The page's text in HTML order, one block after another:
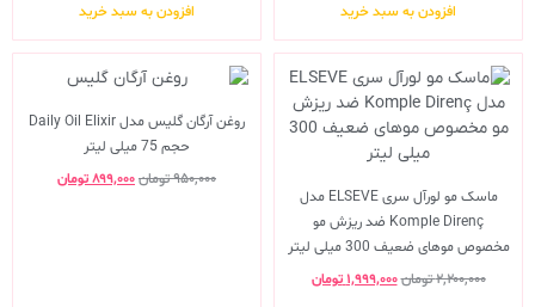
افزودن به سبد خرید افزودن به سبد خرید
ماسک مو لورآل سری ELSEVE مدل
Komple Direnç ضد ریزش مو
مخصوص موهای ضعیف 300 میلی لیتر
۲,۲۰۰,۰۰۰تومان۱,۹۹۹,۰۰۰ تومان
روغن آرگان گلیس مدل Daily Oil Elixir
حجم 75 میلی لیتر
۹۵۰,۰۰۰تومان۸۹۹,۰۰۰تومان